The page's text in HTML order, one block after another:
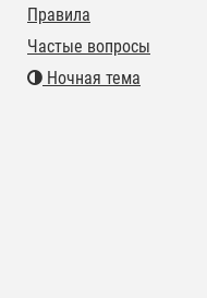
Правила
Частые вопросы
Ночная тема